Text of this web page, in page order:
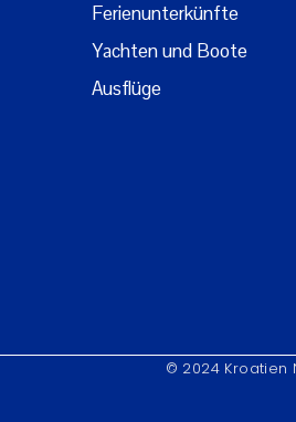
Ferienunterkünfte
Yachten und Boote
Ausflüge
© 2024 Kroatien